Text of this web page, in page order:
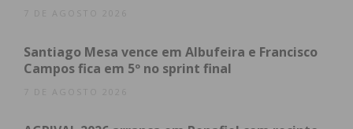
condições
7 DE AGOSTO 2026
Santiago Mesa vence em Albufeira e Francisco
Campos fica em 5º no sprint final
7 DE AGOSTO 2026